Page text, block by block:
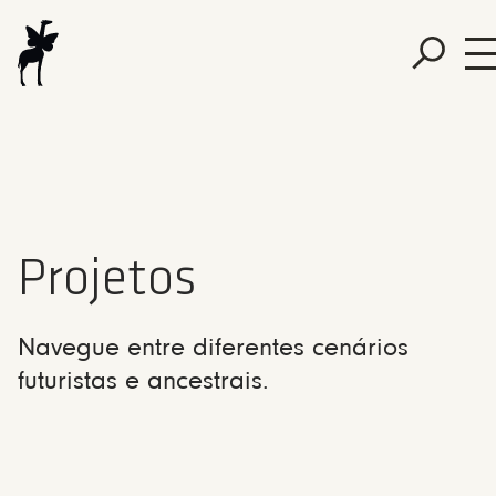
Projetos
Navegue entre diferentes cenários
futuristas e ancestrais.